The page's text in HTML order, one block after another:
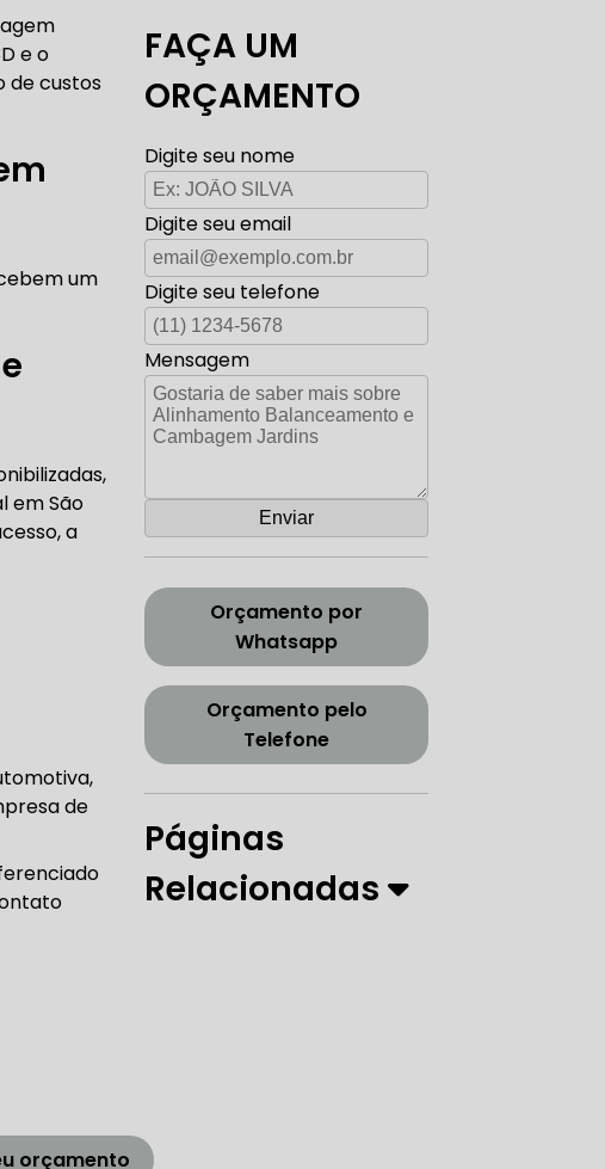
AUTO ELÉTRICA ZONA SUL
CORREIA DENTADA RANGE ROVER
DENTADA DISCOVERY
CORREIA DENTADA TENSOR
CORREIA DENTADA ZONA SUL
REPARO
e o
de custos
um
em São
a
de
FAÇA UM
ORÇAMENTO
Digite seu nome
Digite seu email
Digite seu telefone
Mensagem
Orçamento por
Whatsapp
Orçamento pelo
Telefone
Páginas
Relacionadas
orçamento